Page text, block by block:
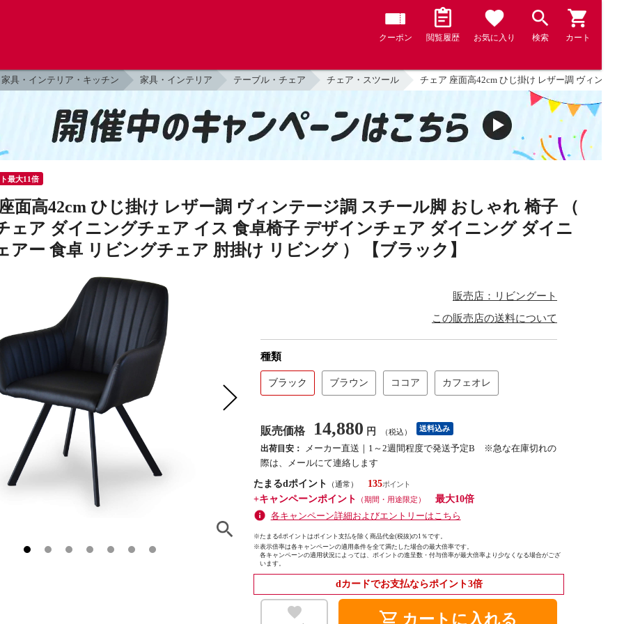
クーポン 閲覧履歴 お気に入り 検索 カート
家具・インテリア・キッチン 家具・インテリア テーブル・チェア チェア・スツール チェア 座面高42cm ひじ掛け レザー調 ヴィンテ
最大11倍
面高42cm ひじ掛け レザー調 ヴィンテージ調 スチール脚 おしゃれ 椅子 （
ェア ダイニングチェア イス 食卓椅子 デザインチェア ダイニング ダイニ
アー 食卓 リビングチェア 肘掛け リビング ） 【ブラック】
販売店：リビングート
この販売店の送料について
種類
ブラック ブラウン ココア カフェオレ
販売価格 14,880 円 （税込） 送料込み
出荷目安：
メーカー直送｜1～2週間程度で発送予定B ※急な在庫切れの
際は、メールにて連絡します
たまるdポイント
（通常）
135
+キャンペーンポイント
（期間・用途限定）
最大10倍
各キャンペーン詳細およびエントリーはこちら
※たまるdポイントはポイント支払を除く商品代金(税抜)の1％です。
※表示倍率は各キャンペーンの適用条件を全て満たした場合の最大倍率です。
各キャンペーンの適用状況によっては、ポイントの進呈数・付与倍率が最大倍率より少なくなる場合がござ
います。
dカードでお支払ならポイント3倍
カートに入れる